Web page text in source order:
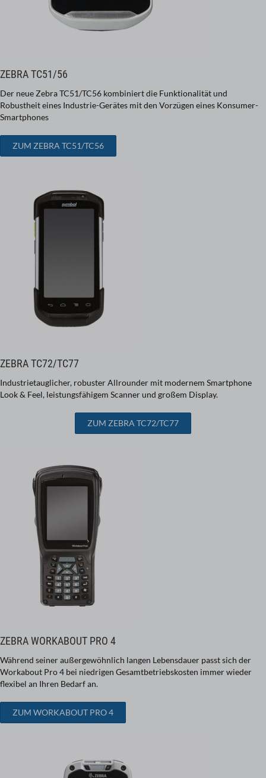
ZEBRA TC51/56
Der neue Zebra TC51/TC56 kombiniert die Funktionalität und
Robustheit eines Industrie-Gerätes mit den Vorzügen eines Konsumer-
Smartphones
ZUM ZEBRA TC51/TC56
ZEBRA TC72/TC77
Industrietauglicher, robuster Allrounder mit modernem Smartphone
Look & Feel, leistungsfähigem Scanner und großem Display.
ZUM ZEBRA TC72/TC77
ZEBRA WORKABOUT PRO 4
Während seiner außergewöhnlich langen Lebensdauer passt sich der
Workabout Pro 4 bei niedrigen Gesamtbetriebskosten immer wieder
flexibel an Ihren Bedarf an.
ZUM WORKABOUT PRO 4